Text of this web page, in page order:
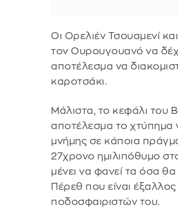
Οι Ορελιέν Τσουαμενί
τον Ουρουγουανό να
αποτέλεσμα να
καροτσάκι.
Μάλιστα, το κεφάλι του
αποτέλεσμα το χτύπημα
μνήμης σε κάποια
27χρονο ημιλιπόθυμο
μένει να φανεί τα όσα
Πέρεθ που είναι
ποδοσφαιριστών του.